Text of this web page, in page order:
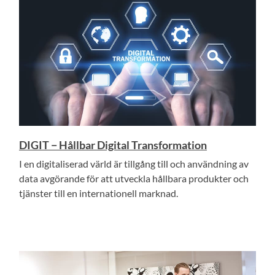
DIGIT − Hållbar Digital Transformation
I en digitaliserad värld är tillgång till och användning av
data avgörande för att utveckla hållbara produkter och
tjänster till en internationell marknad.